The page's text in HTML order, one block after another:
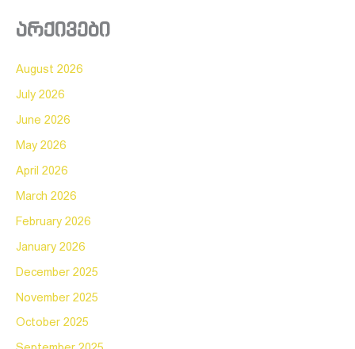
არქივები
August 2026
July 2026
June 2026
May 2026
April 2026
March 2026
February 2026
January 2026
December 2025
November 2025
October 2025